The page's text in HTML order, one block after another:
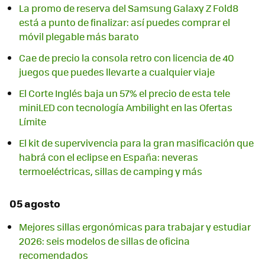
La promo de reserva del Samsung Galaxy Z Fold8
está a punto de finalizar: así puedes comprar el
móvil plegable más barato
Cae de precio la consola retro con licencia de 40
juegos que puedes llevarte a cualquier viaje
El Corte Inglés baja un 57% el precio de esta tele
miniLED con tecnología Ambilight en las Ofertas
Límite
El kit de supervivencia para la gran masificación que
habrá con el eclipse en España: neveras
termoeléctricas, sillas de camping y más
05 agosto
Mejores sillas ergonómicas para trabajar y estudiar
2026: seis modelos de sillas de oficina
recomendados